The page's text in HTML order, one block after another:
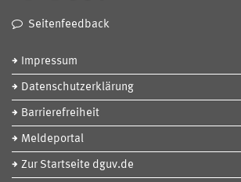
Seitenfeedback
Impressum
Datenschutzerklärung
Barrierefreiheit
Meldeportal
Zur Startseite dguv.de